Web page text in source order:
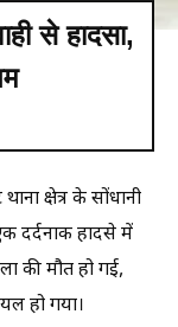
से हादसा,
क्षेत्र के सोंधानी
दर्दनाक हादसे में
की मौत हो गई,
हो गया।